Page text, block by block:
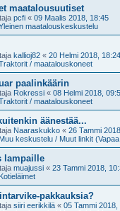
maatalousuutiset
pcfi « 09 Maalis 2018, 18:45
maatalouskeskustelu
kallioj82 « 20 Helmi 2018, 18:24
/ maatalouskoneet
paalinkäärin
Rokressi « 08 Helmi 2018,
/ maatalouskoneet
äänestää...
Naaraskukko « 26 Tammi
Muu keskustelu / Muut linkit
lampaille
muajussi « 23 Tammi 2018,
Kotieläimet
pakkauksia?
siiri eerikkilä « 05 Tammi 2018,